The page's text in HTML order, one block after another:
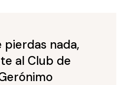
pierdas nada,
al Club de